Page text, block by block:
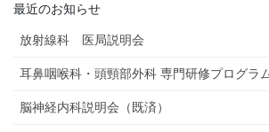
最近のお知らせ
放射線科 医局説明会
耳鼻咽喉科・頭頸部外科 専門研修プログラ
脳神経内科説明会（既済）